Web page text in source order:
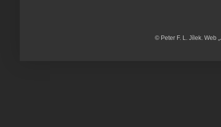
© Peter F. L. Jílek. Web